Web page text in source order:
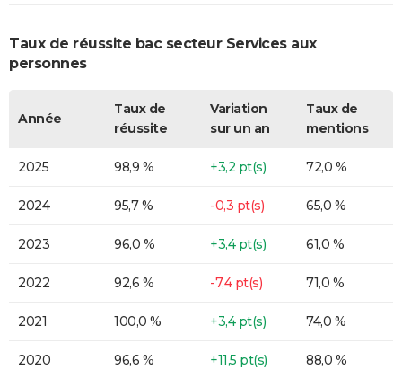
Taux de réussite bac secteur Services aux
personnes
Année
Taux de
réussite
Variation
sur un an
Taux de
mentions
2025 98,9 % +3,2 pt(s) 72,0 %
2024 95,7 % -0,3 pt(s) 65,0 %
2023 96,0 % +3,4 pt(s) 61,0 %
2022 92,6 % -7,4 pt(s) 71,0 %
2021 100,0 % +3,4 pt(s) 74,0 %
2020 96,6 % +11,5 pt(s) 88,0 %